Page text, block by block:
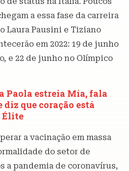
a essa fase da carreira
Laura Pausini e Tiziano
em 2022: 19 de junho
e 22 de junho no Olímpico
Paola estreia Mía, fala
diz que coração está
Élite
a vacinação em massa
do setor de
a pandemia de coronavírus,